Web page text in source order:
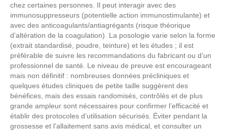
chez certaines personnes. Il peut interagir avec des
immunosuppresseurs (potentielle action immunostimulante) et
avec des anticoagulants/antiagrégants (risque théorique
d’altération de la coagulation). La posologie varie selon la forme
(extrait standardisé, poudre, teinture) et les études ; il est
préférable de suivre les recommandations du fabricant ou d’un
professionnel de santé. Le niveau de preuve est encourageant
mais non définitif : nombreuses données précliniques et
quelques études cliniques de petite taille suggèrent des
bénéfices, mais des essais randomisés, contrôlés et de plus
grande ampleur sont nécessaires pour confirmer l’efficacité et
établir des protocoles d’utilisation sécurisés. Éviter pendant la
grossesse et l’allaitement sans avis médical, et consulter un